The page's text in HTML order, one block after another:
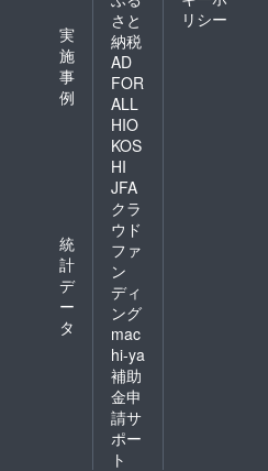
実
施
事
例
統
計
デ
ー
タ
さと
納税
AD
FOR
ALL
HIO
KOS
HI
JFA
クラ
ウド
ファ
ン
ディ
ング
mac
hi-ya
補助
金申
請サ
ポー
ト
リシー